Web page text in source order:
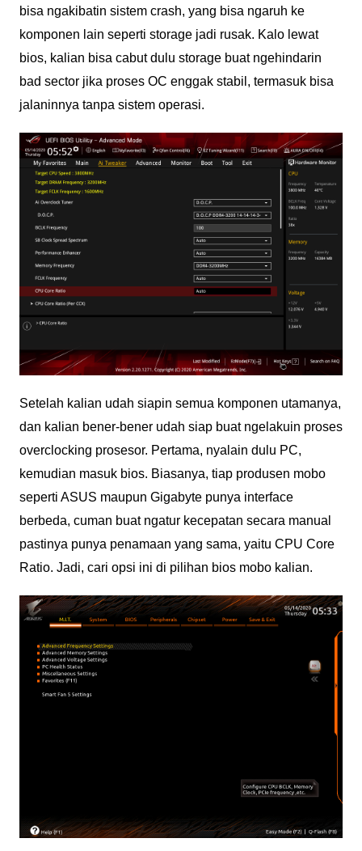
bisa ngakibatin sistem crash, yang bisa ngaruh ke
komponen lain seperti storage jadi rusak. Kalo lewat
bios, kalian bisa cabut dulu storage buat ngehindarin
bad sector jika proses OC enggak stabil, termasuk bisa
jalaninnya tanpa sistem operasi.
Setelah kalian udah siapin semua komponen utamanya,
dan kalian bener-bener udah siap buat ngelakuin proses
overclocking prosesor. Pertama, nyalain dulu PC,
kemudian masuk bios. Biasanya, tiap produsen mobo
seperti ASUS maupun Gigabyte punya interface
berbeda, cuman buat ngatur kecepatan secara manual
pastinya punya penamaan yang sama, yaitu CPU Core
Ratio. Jadi, cari opsi ini di pilihan bios mobo kalian.